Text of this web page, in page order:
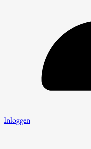
Inloggen